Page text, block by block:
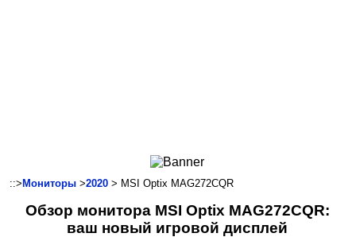
Смартфоны
Коммуникации
Автоэлектроника
::> Мониторы >2020 > MSI Optix MAG272CQR
Обзор монитора MSI Optix MAG272CQR:
ваш новый игровой дисплей